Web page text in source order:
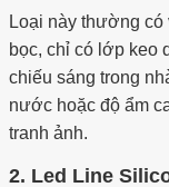
Loại này thường có
bọc, chỉ có lớp keo
chiếu sáng trong
nước hoặc độ ẩm
tranh ảnh.
2. Led Line